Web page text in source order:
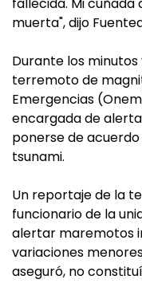
muerta", dijo
Durante los
terremoto de
Emergencias
encargada de
ponerse de
tsunami.
Un reportaje de la
funcionario de la
alertar maremotos
variaciones
aseguró, no